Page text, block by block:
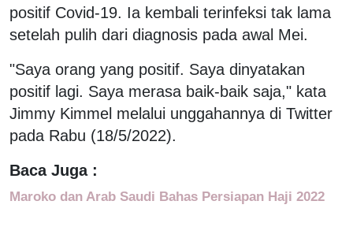
positif Covid-19. Ia kembali terinfeksi tak lama
setelah pulih dari diagnosis pada awal Mei.
"Saya orang yang positif. Saya dinyatakan
positif lagi. Saya merasa baik-baik saja," kata
Jimmy Kimmel melalui unggahannya di Twitter
pada Rabu (18/5/2022).
Baca Juga :
Maroko dan Arab Saudi Bahas Persiapan Haji 2022